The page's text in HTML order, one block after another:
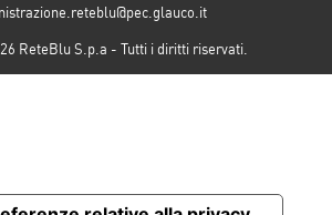
ReteBlu S.p.a - Tutti i diritti riservati.